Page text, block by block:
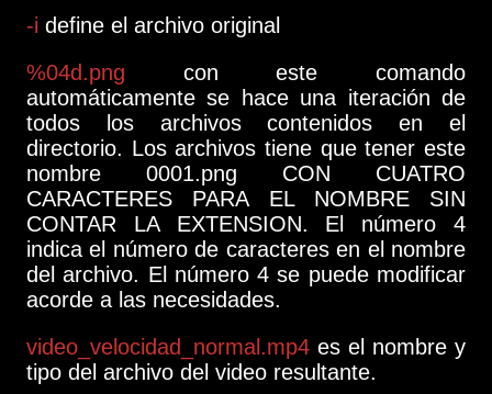
-i define el archivo original
%04d.png con este comando
automáticamente se hace una iteración de
todos los archivos contenidos en el
directorio. Los archivos tiene que tener este
nombre 0001.png CON CUATRO
CARACTERES PARA EL NOMBRE SIN
CONTAR LA EXTENSION. El número 4
indica el número de caracteres en el nombre
del archivo. El número 4 se puede modificar
acorde a las necesidades.
video_velocidad_normal.mp4 es el nombre y
tipo del archivo del video resultante.